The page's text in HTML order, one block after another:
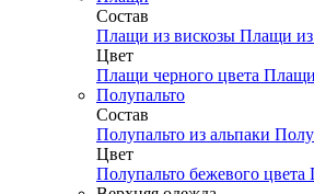
Состав
Плащи из вискозы Плащи
Цвет
Плащи черного цвета Плащи
Полупальто
Состав
Полупальто из альпаки
Цвет
Полупальто бежевого цвета